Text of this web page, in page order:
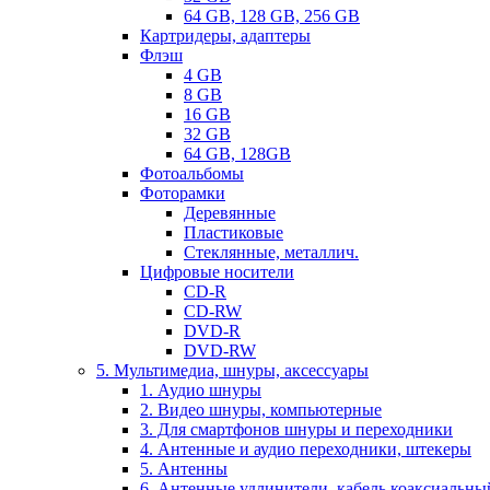
64 GB, 128 GB, 256 GB
Картридеры, адаптеры
Флэш
4 GB
8 GB
16 GB
32 GB
64 GB, 128GB
Фотоальбомы
Фоторамки
Деревянные
Пластиковые
Стеклянные, металлич.
Цифровые носители
CD-R
CD-RW
DVD-R
DVD-RW
5. Мультимедиа, шнуры, аксессуары
1. Аудио шнуры
2. Видео шнуры, компьютерные
3. Для смартфонов шнуры и переходники
4. Антенные и аудио переходники, штекеры
5. Антенны